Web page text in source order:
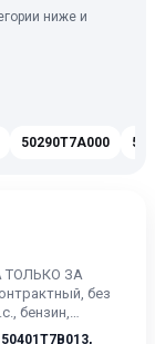
ниже и
50290T7A000
ТОЛЬКО ЗА
без
бензин,
(4...
50401T7B013,